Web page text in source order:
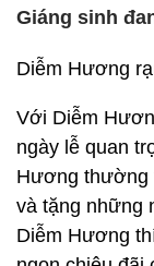
Giáng sinh
Diễm Hương
Với Diễm
ngày lễ quan
Hương thường
và tặng những
Diễm Hương